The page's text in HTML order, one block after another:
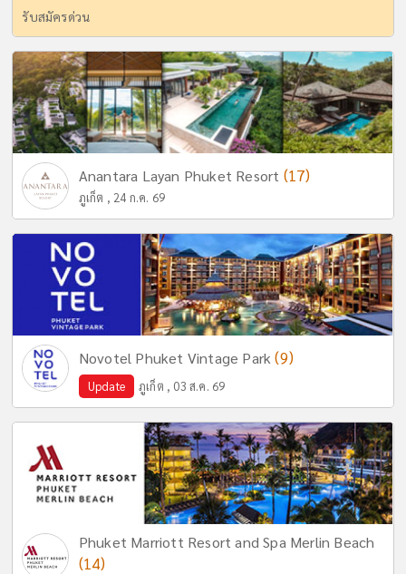
รับสมัครด่วน
Anantara Layan Phuket Resort (17)
ภูเก็ต , 24 ก.ค. 69
Novotel Phuket Vintage Park(9)
Update ภูเก็ต , 03 ส.ค. 69
Phuket Marriott Resort and Spa Merlin Beach
(14)